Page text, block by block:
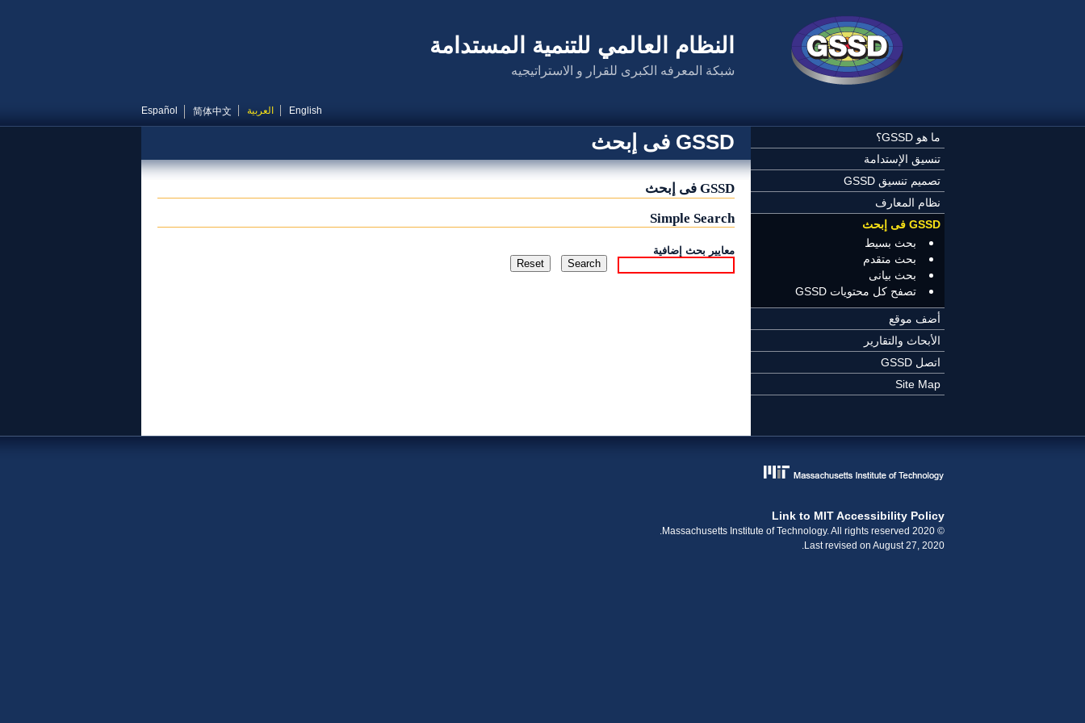
النظام العالمي للتنمية المستدامة
شبكة المعرفه الكبرى للقرار و الاستراتيجيه
English العربية 简体中文
Español
ما هو GSSD؟
تنسيق الإستدامة
تصميم تنسيق GSSD
نظام المعارف
GSSD فى إبحث
بحث بسيط
بحث متقدم
بحث بيانى
تصفح كل محتويات GSSD
أضف موقع
الأبحاث والتقارير
اتصل GSSD
Site Map
GSSD فى إبحث
GSSD فى إبحث
Simple Search
معايير بحث إضافية
Link to MIT Accessibility Policy
© 2020 Massachusetts Institute of Technology. All rights reserved.
Last revised on August 27, 2020.